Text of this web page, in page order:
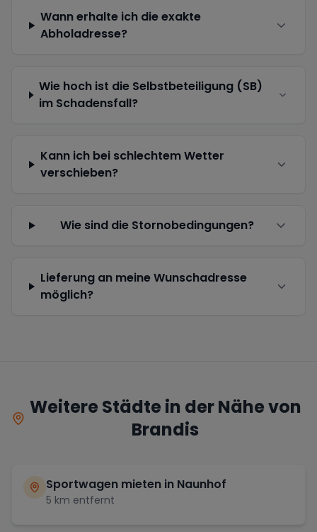
Wann erhalte ich die exakte
Abholadresse?
Wie hoch ist die Selbstbeteiligung (SB)
im Schadensfall?
Kann ich bei schlechtem Wetter
verschieben?
Wie sind die Stornobedingungen?
Lieferung an meine Wunschadresse
möglich?
Weitere Städte in der Nähe von
Brandis
Sportwagen mieten in Naunhof
5 km entfernt